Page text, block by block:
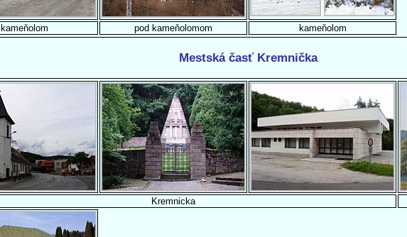
kameňolom pod kameňolomom kameňolom
Mestská časť Kremnička
Kremnicka